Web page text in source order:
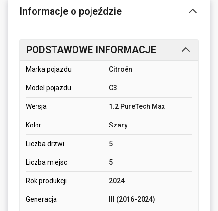
Informacje o pojeździe
PODSTAWOWE INFORMACJE
Marka pojazdu Citroën
Model pojazdu C3
Wersja 1.2 PureTech Max
Kolor Szary
Liczba drzwi 5
Liczba miejsc 5
Rok produkcji 2024
Generacja III (2016-2024)